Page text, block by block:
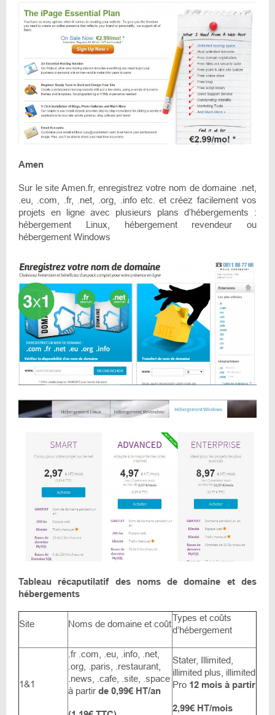
Amen
Sur le site Amen.fr, enregistrez votre nom de domaine .net,
.eu, .com, .fr, .net, .org, .info etc. et créez facilement vos
projets en ligne avec plusieurs plans d’hébergements :
hébergement Linux, hébergement revendeur ou
hébergement Windows
Tableau récaputilatif des noms de domaine et des
hébergements
Site Noms de domaine et coût
Types et coûts
d’hébergement
1&1
.fr .com, .eu, .info, .net,
.org, .paris, .restaurant,
.news, .cafe, .site, .space
à partir de 0,99€ HT/an
Stater, Illimited,
illimited plus, illimited
Pro 12 mois à partir
2,99€ HT/mois